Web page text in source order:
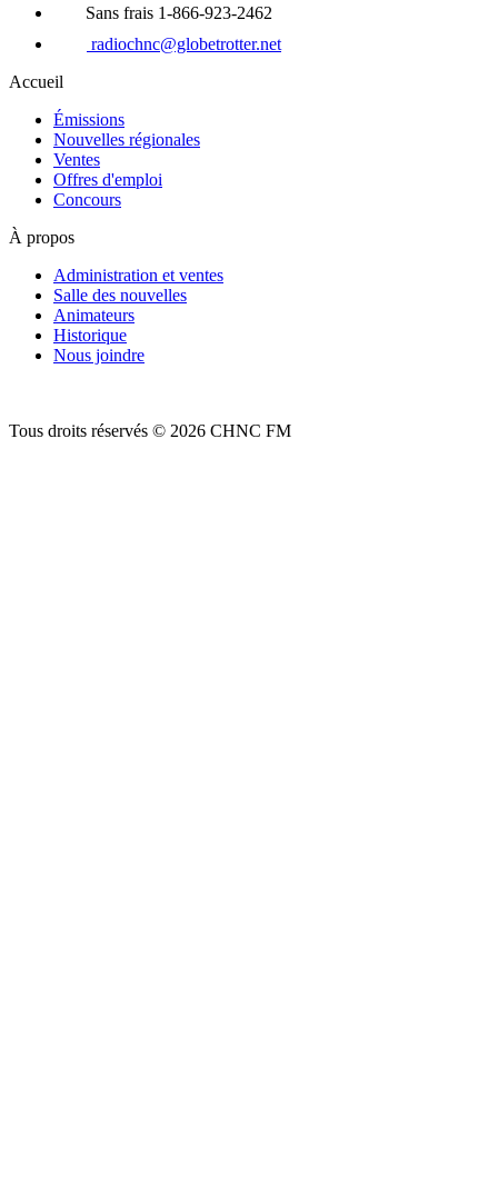
Sans frais 1-866-923-2462
radiochnc@globetrotter.net
Accueil
Émissions
Nouvelles régionales
Ventes
Offres d'emploi
Concours
À propos
Administration et ventes
Salle des nouvelles
Animateurs
Historique
Nous joindre
Tous droits réservés © 2026 CHNC FM